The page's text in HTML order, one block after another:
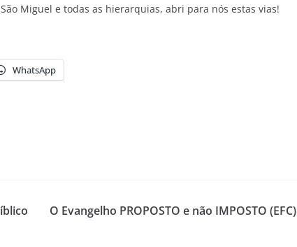
Miguel e todas as hierarquias, abri para nós estas vias!
WhatsApp
O Evangelho PROPOSTO e não IMPOSTO (EFC)